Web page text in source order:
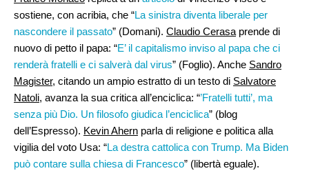
sostiene, con acribia, che “La sinistra diventa liberale per
nascondere il passato” (Domani). Claudio Cerasa prende di
nuovo di petto il papa: “E’ il capitalismo inviso al papa che ci
renderà fratelli e ci salverà dal virus” (Foglio). Anche Sandro
Magister, citando un ampio estratto di un testo di Salvatore
Natoli, avanza la sua critica all’enciclica: “’Fratelli tutti’, ma
senza più Dio. Un filosofo giudica l’enciclica” (blog
dell’Espresso). Kevin Ahern parla di religione e politica alla
vigilia del voto Usa: “La destra cattolica con Trump. Ma Biden
può contare sulla chiesa di Francesco” (libertà eguale).